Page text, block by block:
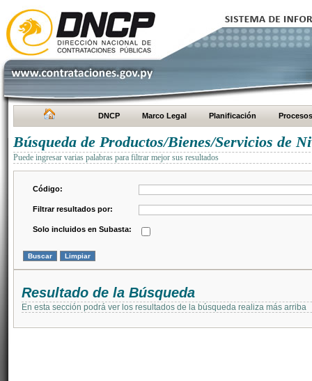
DNCP Marco Legal Planificación Procesos
Búsqueda de Productos/Bienes/Servicios de
Puede ingresar varias palabras para filtrar mejor sus resultados
Código:
Filtrar resultados por:
Solo incluidos en Subasta:
Resultado de la Búsqueda
En esta sección podrá ver los resultados de la búsqueda realiza más arriba